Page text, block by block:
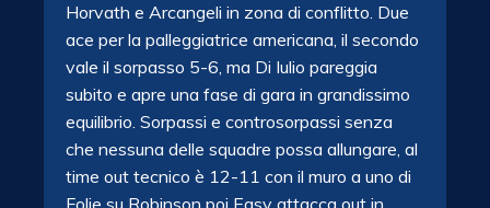
Horvath e Arcangeli in zona di conflitto. Due
ace per la palleggiatrice americana, il secondo
vale il sorpasso 5-6, ma Di Iulio pareggia
subito e apre una fase di gara in grandissimo
equilibrio. Sorpassi e controsorpassi senza
che nessuna delle squadre possa allungare, al
time out tecnico è 12-11 con il muro a uno di
Folie su Robinson poi Easy attacca out in